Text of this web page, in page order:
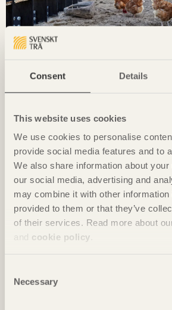
Consent Details
This website uses cookies
We use cookies to personalise
provide social media features and to
We also share information about
our social media, advertising and
may combine it with other information
provided to them or that they’ve
of their services. Read more about
and cookie policy
Selection
Necessary
NOTERAT
Casa Wabii Oaxaca, Mexiko avKengo
Hus för Marebito